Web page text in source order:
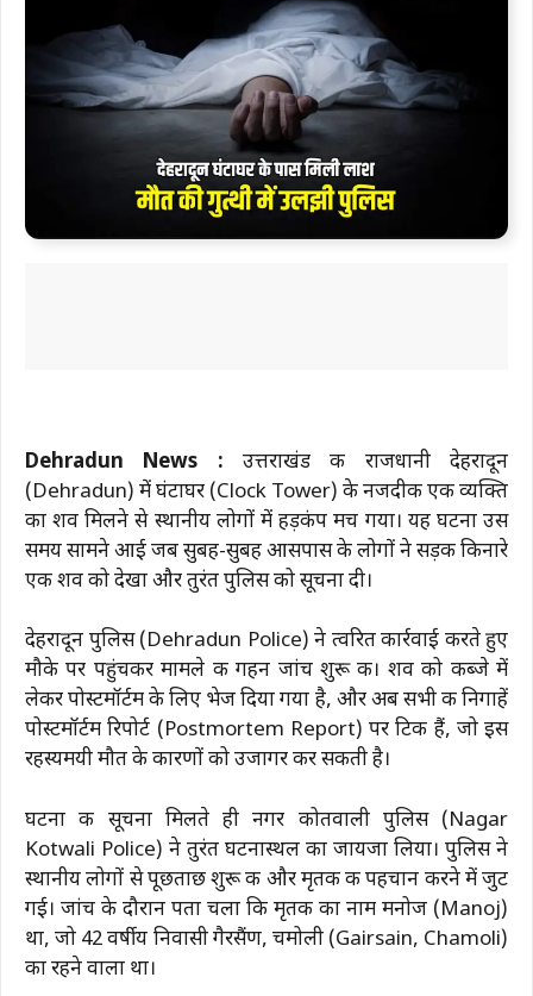
Dehradun News : उत्तराखंड की राजधानी देहरादून
(Dehradun) में घंटाघर (Clock Tower) के नजदीक एक व्यक्ति
का शव मिलने से स्थानीय लोगों में हड़कंप मच गया। यह घटना उस
समय सामने आई जब सुबह-सुबह आसपास के लोगों ने सड़क किनारे
एक शव को देखा और तुरंत पुलिस को सूचना दी।
देहरादून पुलिस (Dehradun Police) ने त्वरित कार्रवाई करते हुए
मौके पर पहुंचकर मामले की गहन जांच शुरू की। शव को कब्जे में
लेकर पोस्टमॉर्टम के लिए भेज दिया गया है, और अब सभी की निगाहें
पोस्टमॉर्टम रिपोर्ट (Postmortem Report) पर टिकी हैं, जो इस
रहस्यमयी मौत के कारणों को उजागर कर सकती है।
घटना की सूचना मिलते ही नगर कोतवाली पुलिस (Nagar
Kotwali Police) ने तुरंत घटनास्थल का जायजा लिया। पुलिस ने
स्थानीय लोगों से पूछताछ शुरू की और मृतक की पहचान करने में जुट
गई। जांच के दौरान पता चला कि मृतक का नाम मनोज (Manoj)
था, जो 42 वर्षीय निवासी गैरसैंण, चमोली (Gairsain, Chamoli)
का रहने वाला था।